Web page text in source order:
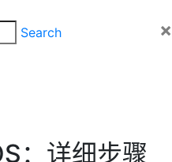
×
Search
：详细步骤